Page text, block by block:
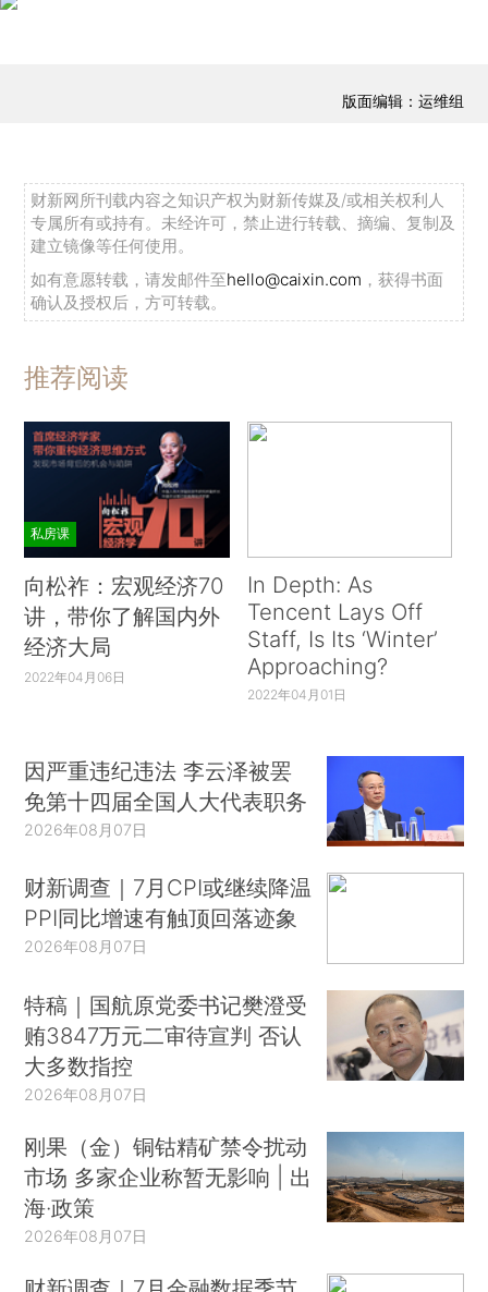
版面编辑：运维组
财新网所刊载内容之知识产权为财新传媒及/或相关权利人
专属所有或持有。未经许可，禁止进行转载、摘编、复制及
建立镜像等任何使用。
如有意愿转载，请发邮件至hello@caixin.com ，获得书面
确认及授权后，方可转载。
推荐阅读
私房课
向松祚：宏观经济70
讲，带你了解国内外
经济大局
2022年04月06日
In Depth: As
Tencent Lays Off
Staff, Is Its ‘Winter’
Approaching?
2022年04月01日
因严重违纪违法 李云泽被罢
免第十四届全国人大代表职务
2026年08月07日
财新调查｜7月CPI或继续降温
PPI同比增速有触顶回落迹象
2026年08月07日
特稿｜国航原党委书记樊澄受
贿3847万元二审待宣判 否认
大多数指控
2026年08月07日
刚果（金）铜钴精矿禁令扰动
市场 多家企业称暂无影响 | 出
海·政策
2026年08月07日